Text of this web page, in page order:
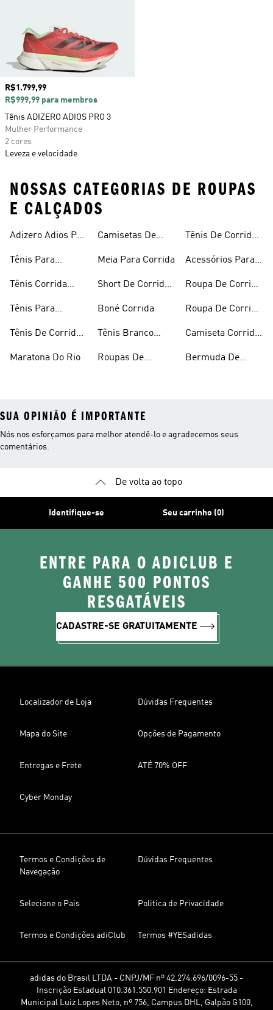
Preço
R$1.799,99
R$999,99 para membros
Tênis ADIZERO ADIOS PRO 3
Mulher Performance
2 cores
Leveza e velocidade
NOSSAS CATEGORIAS DE ROUPAS
E CALÇADOS
Adizero Adios Pro
Tênis Para
Tênis Corrida
Tênis Para
Tênis De Corrida
Maratona Do Rio
Camisetas De
Meia Para Corrida
Short De Corrida
Boné Corrida
Tênis Branco
Roupas De
Tênis De Corrida
Acessórios Para
Roupa De Corrida
Roupa De Corrida
Camiseta Corrida
Bermuda De
SUA OPINIÃO É IMPORTANTE
Nós nos esforçamos para melhor atendê-lo e agradecemos seus
comentários.
De volta ao topo
Identifique-se Seu carrinho (0)
ENTRE PARA O ADICLUB E
GANHE 500 PONTOS
RESGATÁVEIS
CADASTRE-SE GRATUITAMENTE
Localizador de Loja Dúvidas Frequentes
Mapa do Site Opções de Pagamento
Entregas e Frete ATÉ 70% OFF
Cyber Monday
Termos e Condições de
Navegação
Dúvidas Frequentes
Selecione o Pais Politica de Privacidade
Termos e Condições adiClub Termos #YESadidas
adidas do Brasil LTDA - CNPJ/MF nº 42.274.696/0096-55 -
Inscrição Estadual 010.361.550.901 Endereço: Estrada
Municipal Luiz Lopes Neto, nº 756, Campus DHL, Galpão G100,